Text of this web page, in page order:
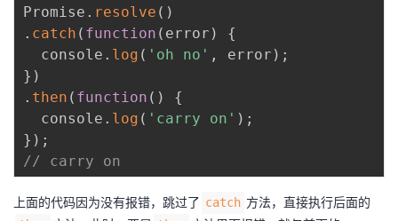
Promise . resolve ( )
. catch ( function ( error )
{
  console
. log ( 'oh no' , error ) ;
} )
. then ( function ( )
{
  console
. log ( 'carry on' ) ;
} ) ;
// carry on
上面的代码因为没有报错，跳过了 catch 方法，直接执行后面的